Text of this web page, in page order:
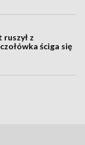
z
ściga się